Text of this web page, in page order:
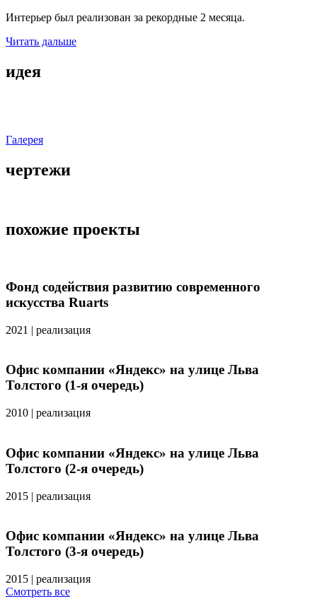
Интерьер был реализован за рекордные 2 месяца.
Читать дальше
идея
Галерея
чертежи
похожие проекты
Фонд содействия развитию современного
искусства Ruarts
2021 | реализация
Офис компании «Яндекс» на улице Льва
Толстого (1-я очередь)
2010 | реализация
Офис компании «Яндекс» на улице Льва
Толстого (2-я очередь)
2015 | реализация
Офис компании «Яндекс» на улице Льва
Толстого (3-я очередь)
2015 | реализация
Смотреть все